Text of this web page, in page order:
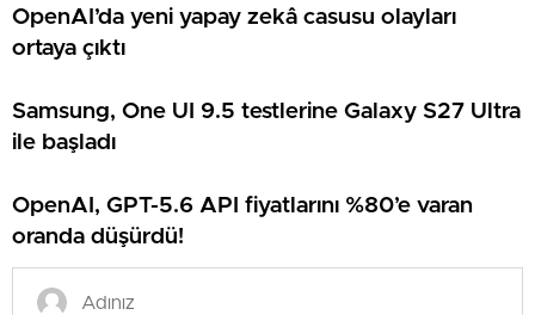
OpenAI’da yeni yapay zekâ casusu olayları
ortaya çıktı
Samsung, One UI 9.5 testlerine Galaxy S27 Ultra
ile başladı
OpenAI, GPT-5.6 API fiyatlarını %80’e varan
oranda düşürdü!